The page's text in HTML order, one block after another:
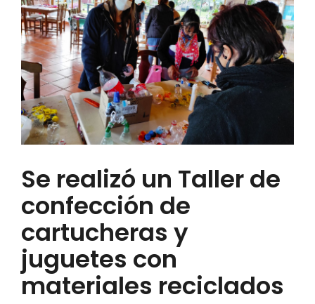
EL IMIBIO
NOTICIAS
Productos y Servicios
RESGUARDO DE COLECCIONES
FORTALECIMIENTO DE RECURSOS
ALIMENTICIOS
BIODIVERSIDAD Y ALIMENTACIÓN
INVENTARIO DE LA BIODIVERSIDAD MISIONERA
Se realizó un Taller de
confección de
cartucheras y
juguetes con
materiales reciclados